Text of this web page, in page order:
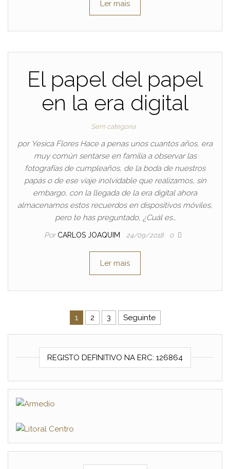
Ler mais
El papel del papel
en la era digital
Sem categoria
por Yesica Flores Hace a penas unos cuantos años, era
muy común sentarse en familia a observar las
fotografías de cumpleaños, de la boda de nuestros
papás o de ese viaje inolvidable que realizamos, sin
embargo, con la llegada de la era digital ahora
almacenamos estos recuerdos en dispositivos móviles,
pero te has preguntado, ¿Cuál es…
Por CARLOS JOAQUIM 24/09/2018 0
Ler mais
Navegação de artigos
1 2 3 Seguinte
REGISTO DEFINITIVO NA ERC: 126864